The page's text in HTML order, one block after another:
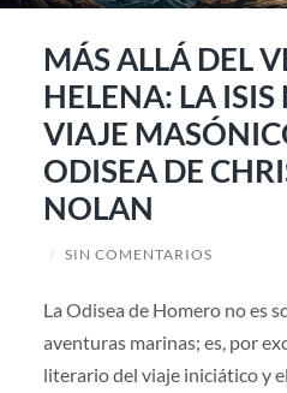
MÁS ALLÁ DEL
HELENA: LA ISIS
VIAJE
ODISEA DE
NOLAN
/ SIN COMENTARIOS
La Odisea de Homero no es
aventuras marinas; es, por
literario del viaje iniciático y